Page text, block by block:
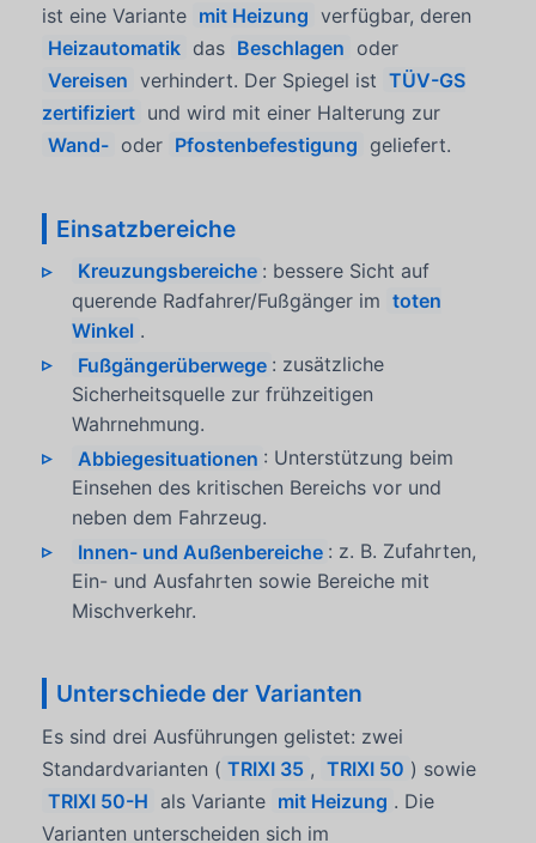
ist eine Variante mit Heizung verfügbar, deren
Heizautomatik das Beschlagen oder
Vereisen verhindert. Der Spiegel ist TÜV-GS
zertifiziert und wird mit einer Halterung zur
Wand- oder Pfostenbefestigung geliefert.
Einsatzbereiche
Kreuzungsbereiche : bessere Sicht auf
querende Radfahrer/Fußgänger im toten
Winkel .
Fußgängerüberwege : zusätzliche
Sicherheitsquelle zur frühzeitigen
Wahrnehmung.
Abbiegesituationen : Unterstützung beim
Einsehen des kritischen Bereichs vor und
neben dem Fahrzeug.
Innen- und Außenbereiche : z. B. Zufahrten,
Ein- und Ausfahrten sowie Bereiche mit
Mischverkehr.
Unterschiede der Varianten
Es sind drei Ausführungen gelistet: zwei
Standardvarianten ( TRIXI 35 , TRIXI 50 ) sowie
TRIXI 50-H als Variante mit Heizung . Die
Varianten unterscheiden sich im